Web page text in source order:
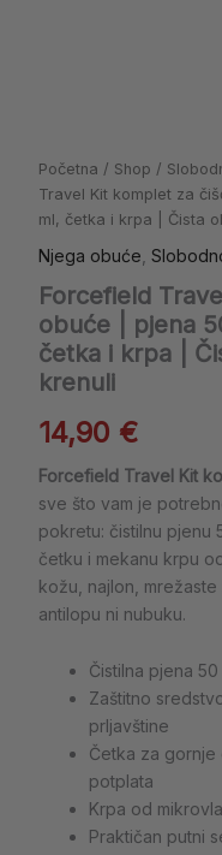
Početna / Shop /
Travel Kit komplet za
ml, četka i krpa | Čista
Njega obuće
Forcefield
obuće | pjena
četka i krpa |
krenuli
14,90 €
Forcefield Travel Kit
sve što vam je
pokretu: čistilnu pjenu
četku i mekanu krpu
kožu, najlon, mrežaste
antilopu ni nubuku.
Čistilna pjena
Zaštitno
prljavštine
Četka za
potplata
Krpa od
Praktičan putni
Čista
obuća
gdje
god
količina